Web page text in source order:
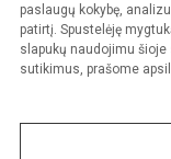
paslaugų kokybę,
patirtį. Spustelėję
slapukų naudojimu
sutikimus, prašome
© 2021. Trakų
Kopijuoti turinį be